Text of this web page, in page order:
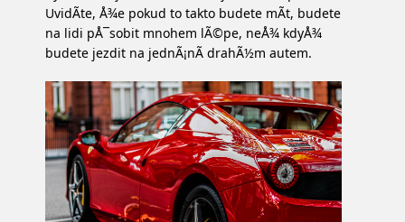
UvidÃ­te, Å¾e pokud to takto budete mÃ­t, budete
na lidi pÅ¯sobit mnohem lÃ©pe, neÅ¾ kdyÅ¾
budete jezdit na jednÃ¡nÃ­ drahÃ½m autem.